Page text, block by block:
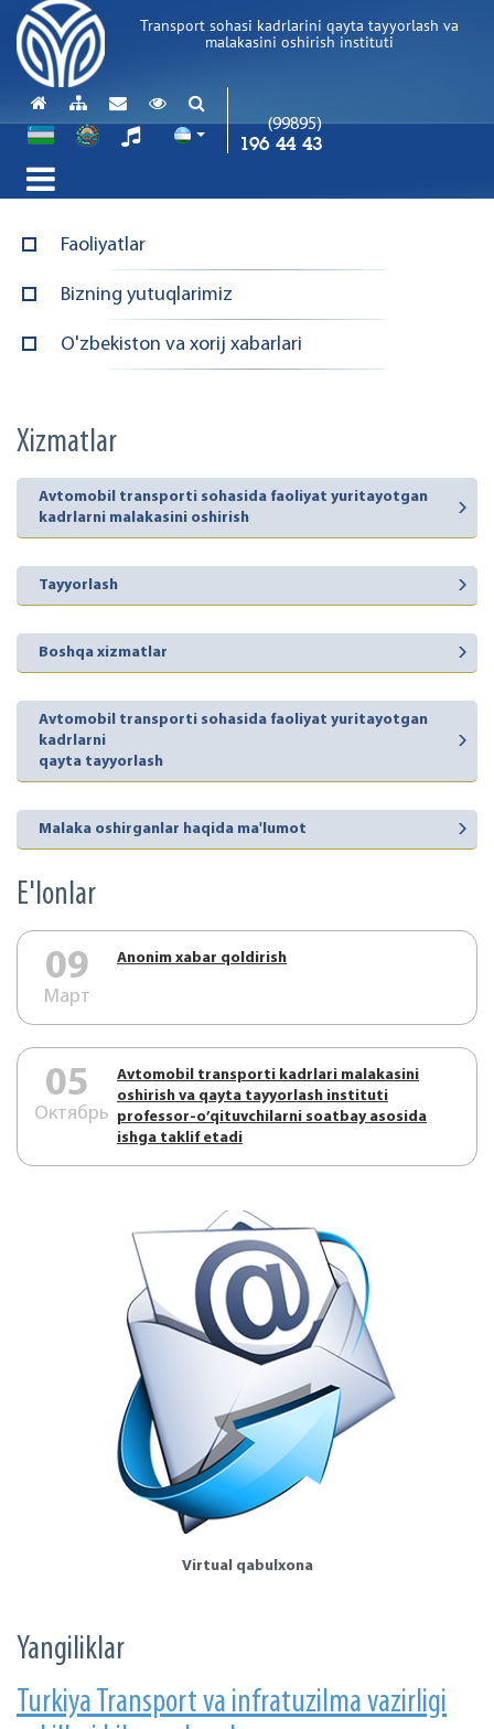
Transport sohasi kadrlarini qayta tayyorlash va
malakasini oshirish instituti
(99895)
196 44 43
Faoliyatlar
Bizning yutuqlarimiz
O'zbekiston va xorij xabarlari
Xizmatlar
Avtomobil transporti sohasida faoliyat yuritayotgan
kadrlarni malakasini oshirish
Tayyorlash
Boshqa xizmatlar
Avtomobil transporti sohasida faoliyat yuritayotgan
kadrlarni
qayta tayyorlash
Malaka oshirganlar haqida ma'lumot
E'lonlar
09
Март
Аnonim xabar qoldirish
05
Октябрь
Аvtоmоbil trаnspоrti kаdrlаri mаlаkаsini
оshirish vа qаytа tаyyorlаsh instituti
prоfеssоr-o’qituvchilаrni sоаtbаy аsоsidа
ishgа tаklif etаdi
Virtual qabulxona
Yangiliklar
Turkiya Transport va infratuzilma vazirligi